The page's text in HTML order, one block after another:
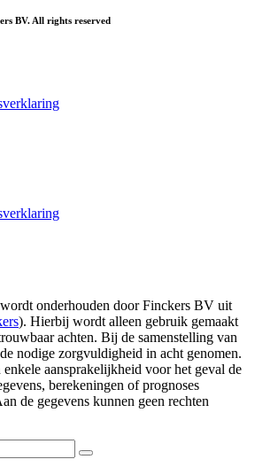
BV. All rights reserved
onderhouden door Finckers BV uit
). Hierbij wordt alleen gebruik gemaakt
achten. Bij de samenstelling van
nodige zorgvuldigheid in acht genomen.
enkele aansprakelijkheid voor het geval de
berekeningen of prognoses
de gegevens kunnen geen rechten